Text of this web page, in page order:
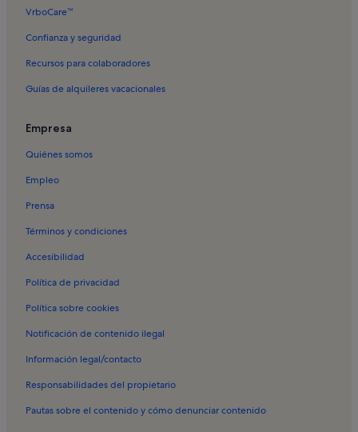
Alquileres vacacionales en Pitres
Alquileres vacacionales en Pont-de-L'Arche
Alquileres vacacionales en Abadía de Notre-Dame de Fontaine-
Alquileres vacacionales en Igoville
Alquileres vacacionales en Le Manoir
Alquileres vacacionales en Martot
Alquileres vacacionales en Tostes
Alquileres vacacionales en Campo de golf Lery-Poses Golf
Alquileres vacacionales en Parque zoológico e invernadero
Alquileres vacacionales en Pavilly
VrboCare™
Confianza y seguridad
Recursos para colaboradores
Guías de alquileres vacacionales
Empresa
Quiénes somos
Empleo
Prensa
Términos y condiciones
Accesibilidad
Política de privacidad
Política sobre cookies
Notificación de contenido ilegal
Información legal/contacto
Responsabilidades del propietario
Pautas sobre el contenido y cómo denunciar contenido